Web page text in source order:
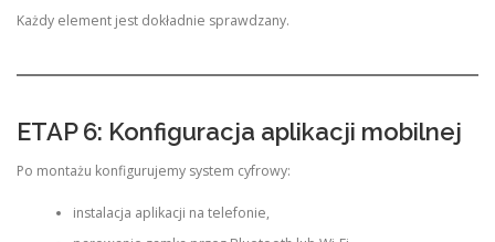
Każdy element jest dokładnie sprawdzany.
ETAP 6: Konfiguracja aplikacji mobilnej
Po montażu konfigurujemy system cyfrowy:
instalacja aplikacji na telefonie,